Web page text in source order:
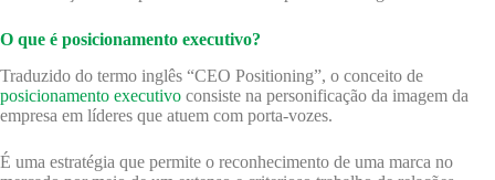
O que é posicionamento executivo?
Traduzido do termo inglês “CEO Positioning”, o conceito de
posicionamento executivo consiste na personificação da imagem da
empresa em líderes que atuem com porta-vozes.
É uma estratégia que permite o reconhecimento de uma marca no